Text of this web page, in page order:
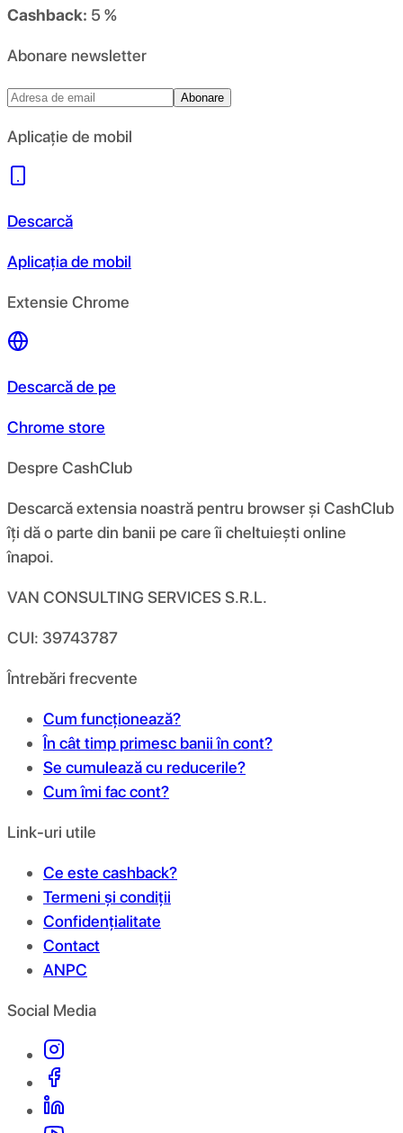
Cashback: 5 %
Abonare newsletter
Abonare
Aplicație de mobil
Descarcă
Aplicația de mobil
Extensie Chrome
Descarcă de pe
Chrome store
Despre CashClub
Descarcă extensia noastră pentru browser și CashClub
îți dă o parte din banii pe care îi cheltuiești online
înapoi.
VAN CONSULTING SERVICES S.R.L.
CUI: 39743787
Întrebări frecvente
Cum funcționează?
În cât timp primesc banii în cont?
Se cumulează cu reducerile?
Cum îmi fac cont?
Link-uri utile
Ce este cashback?
Termeni și condiții
Confidențialitate
Contact
ANPC
Social Media